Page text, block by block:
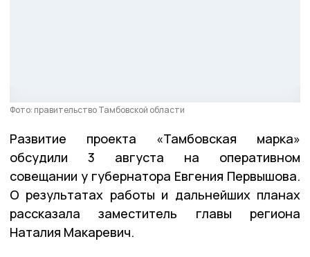
Фото: правительство Тамбовской области
Развитие проекта «Тамбовская марка»
обсудили 3 августа на оперативном
совещании у губернатора Евгения Первышова.
О результатах работы и дальнейших планах
рассказала заместитель главы региона
Наталия Макаревич.